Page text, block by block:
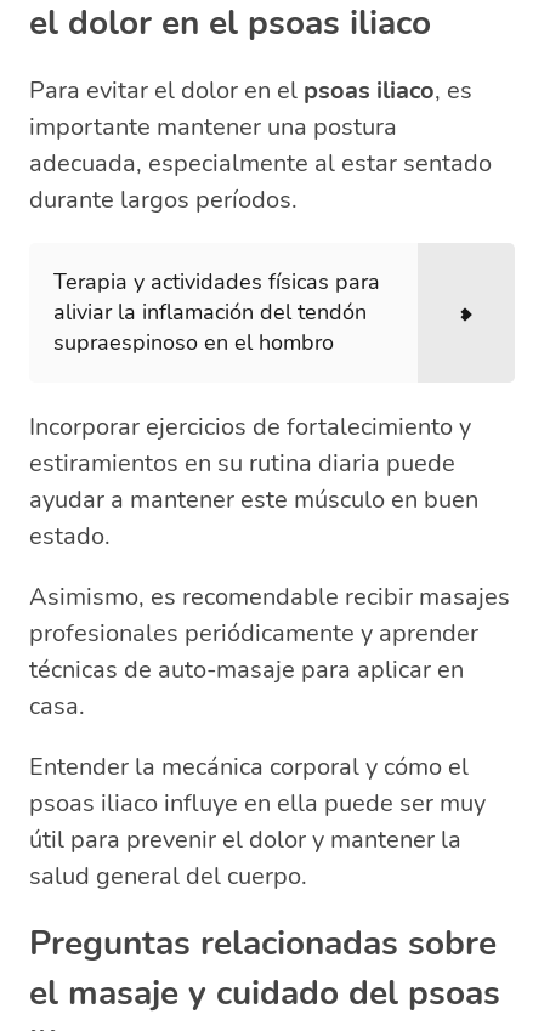
el dolor en el psoas iliaco
Para evitar el dolor en el psoas iliaco, es
importante mantener una postura
adecuada, especialmente al estar sentado
durante largos períodos.
Terapia y actividades físicas para
aliviar la inflamación del tendón
supraespinoso en el hombro
Incorporar ejercicios de fortalecimiento y
estiramientos en su rutina diaria puede
ayudar a mantener este músculo en buen
estado.
Asimismo, es recomendable recibir masajes
profesionales periódicamente y aprender
técnicas de auto-masaje para aplicar en
casa.
Entender la mecánica corporal y cómo el
psoas iliaco influye en ella puede ser muy
útil para prevenir el dolor y mantener la
salud general del cuerpo.
Preguntas relacionadas sobre
el masaje y cuidado del psoas